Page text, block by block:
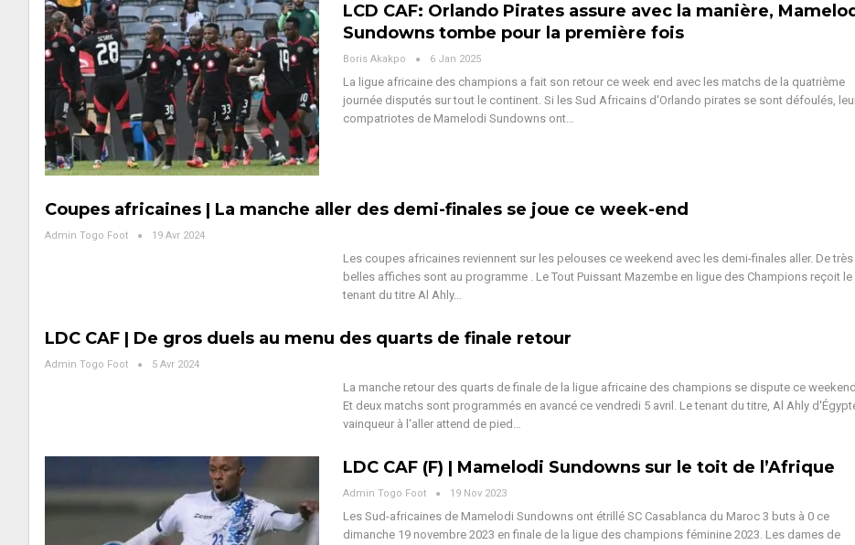
LCD CAF: Orlando Pirates assure avec la manière,
Sundowns tombe pour la première fois
Boris Akakpo 6 Jan 2025
La ligue africaine des champions a fait son retour ce week end avec les matchs de la quatrième
journée disputés sur tout le continent. Si les Sud Africains d'Orlando pirates se sont défoulés,
compatriotes de Mamelodi Sundowns ont…
Coupes africaines | La manche aller des demi-finales se joue ce week-end
Admin Togo Foot 19 Avr 2024
Les coupes africaines reviennent sur les pelouses ce weekend avec les demi-finales aller. De très
belles affiches sont au programme . Le Tout Puissant Mazembe en ligue des Champions reçoit le
tenant du titre Al Ahly…
LDC CAF | De gros duels au menu des quarts de finale retour
Admin Togo Foot 5 Avr 2024
La manche retour des quarts de finale de la ligue africaine des champions se dispute ce
Et deux matchs sont programmés en avancé ce vendredi 5 avril. Le tenant du titre, Al Ahly
vainqueur à l'aller attend de pied…
LDC CAF (F) | Mamelodi Sundowns sur le toit de l’Afrique
Admin Togo Foot 19 Nov 2023
Les Sud-africaines de Mamelodi Sundowns ont étrillé SC Casablanca du Maroc 3 buts à 0 ce
dimanche 19 novembre 2023 en finale de la ligue des champions féminine 2023. Les dames de